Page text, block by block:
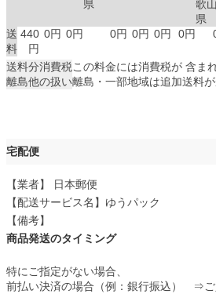
県
歌山
県
送
料
440
円
0円 0円 0円 0円 0円 0円
送料分消費税この料金には消費税が 含ま
離島他の扱い離島・一部地域は追加送料
宅配便
【業者】 日本郵便
【配送サービス名】ゆうパック
【備考】
商品発送のタイミング
特にご指定がない場合、
前払い決済の場合（例：銀行振込） ⇒ご